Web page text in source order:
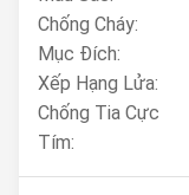
Chống Cháy:
Mục Đích:
Xếp Hạng Lửa:
Chống Tia Cực
Tím: